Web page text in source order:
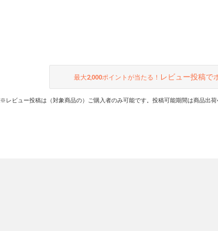
最大2,000ポイントが当たる！ レビュー投稿で
※レビュー投稿は（対象商品の）ご購入者のみ可能です。投稿可能期間は商品出